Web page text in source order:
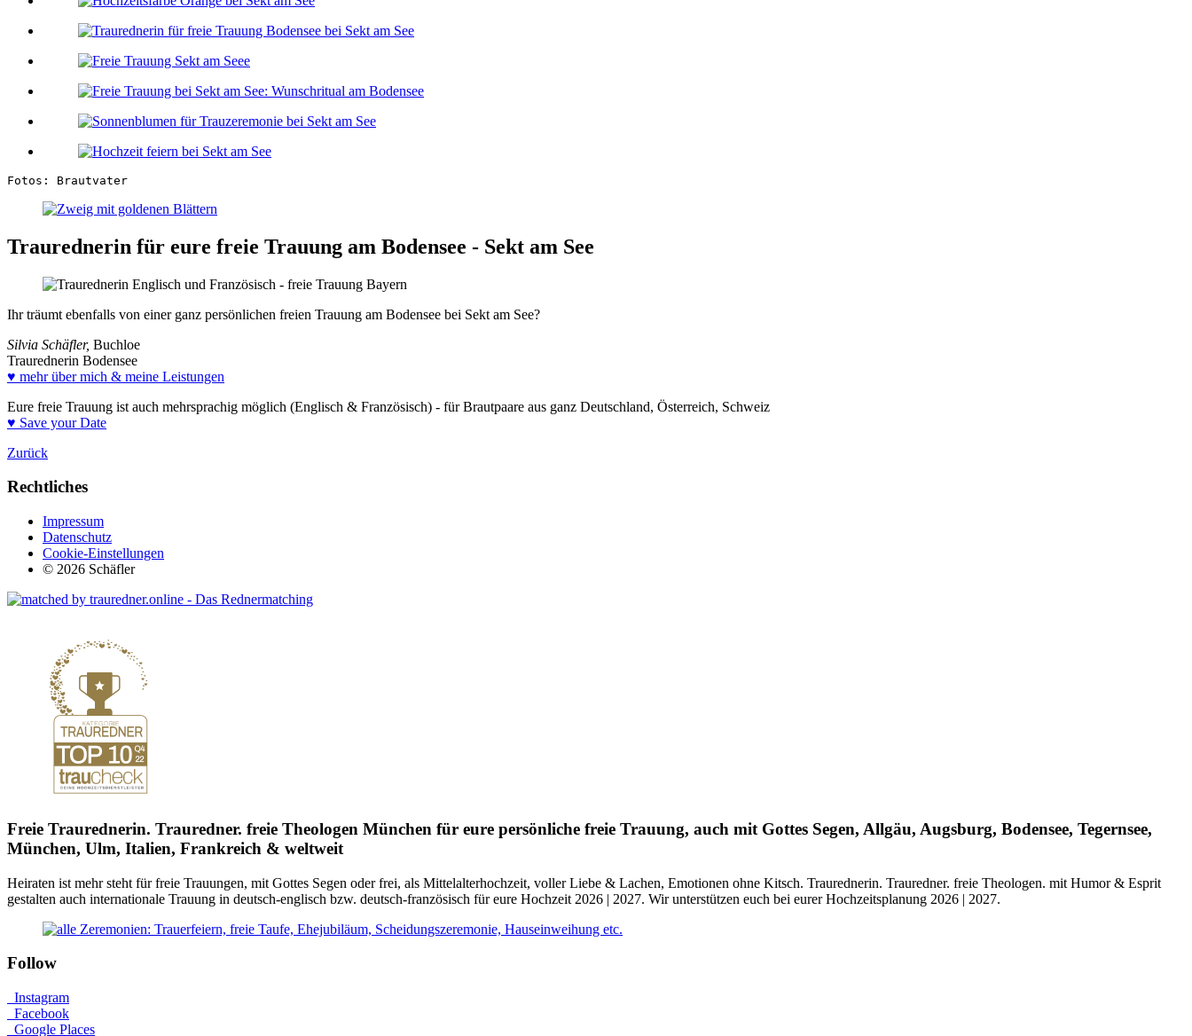
Fotos: Brautvater
Traurednerin für eure freie Trauung am Bodensee - Sekt am See
Ihr träumt ebenfalls von einer ganz persönlichen freien Trauung am Bodensee bei Sekt am See?
Silvia Schäfler, Buchloe
Traurednerin Bodensee
♥ mehr über mich & meine Leistungen
Eure freie Trauung ist auch mehrsprachig möglich (Englisch & Französisch) - für Brautpaare aus ganz Deutschland, Österreich, Schweiz
♥ Save your Date
Zurück
Rechtliches
Impressum
Datenschutz
Cookie-Einstellungen
© 2026 Schäfler
Freie Traurednerin. Trauredner. freie Theologen München für eure persönliche freie Trauung, auch mit Gottes Segen, Allgäu, Augsburg, Bodensee, Tegernsee,
München, Ulm, Italien, Frankreich & weltweit
Heiraten ist mehrsteht für freie Trauungen, mit Gottes Segen oder frei, als Mittelalterhochzeit, voller Liebe & Lachen, Emotionen ohne Kitsch. Traurednerin. Trauredner. freie Theologen. mit Humor & Esprit
gestalten auch internationale Trauung in deutsch-englisch bzw. deutsch-französisch für eure Hochzeit 2026 | 2027. Wir unterstützen euch bei eurer Hochzeitsplanung 2026 | 2027.
Follow
Instagram
Facebook
Google Places